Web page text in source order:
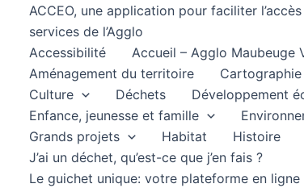
ACCEO, une application pour faciliter
services de l’Agglo
Accessibilité
Accueil – Agglo Maubeuge
Aménagement du territoire
Culture
Déchets Développement
Enfance, jeunesse et famille
Grands projets
Habitat Histoire
J’ai un déchet, qu’est-ce que j’en fais ?
Le guichet unique: votre plateforme en ligne